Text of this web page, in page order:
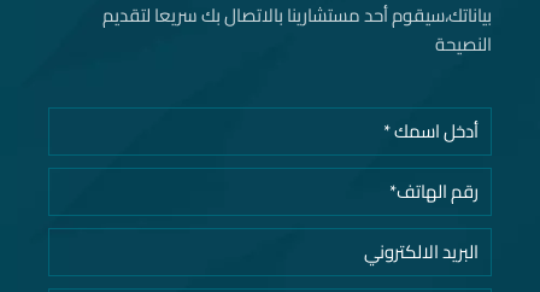
بياناتك، سيقوم أحد مستشارينا بالاتصال بك سريعا لتقديم
النصيحة